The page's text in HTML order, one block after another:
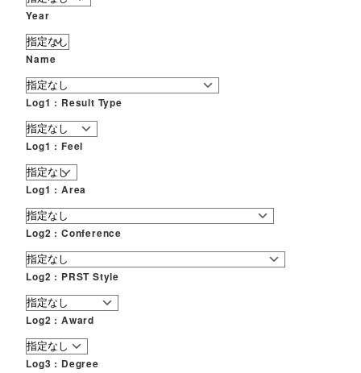
Year
Name
Log1 : Result Type
Log1 : Feel
Log1 : Area
Log2 : Conference
Log2 : PRST Style
Log2 : Award
Log3 : Degree